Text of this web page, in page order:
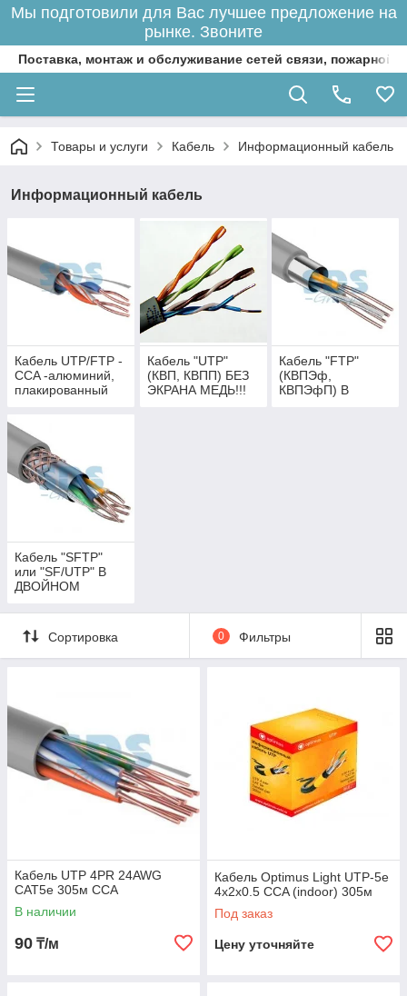
Мы подготовили для Вас лучшее предложение на
рынке. Звоните
Поставка, монтаж и обслуживание сетей связи, пожарной
Товары и услуги Кабель Информационный кабель
Информационный кабель
Кабель UTP/FTP -
CCA -алюминий,
плакированный
Кабель "UTP"
(КВП, КВПП) БЕЗ
ЭКРАНА МЕДЬ!!!
Кабель "FTP"
(КВПЭф,
КВПЭфП) В
Кабель "SFTP"
или "SF/UTP" В
ДВОЙНОМ
Сортировка 0 Фильтры
Кабель UTP 4PR 24AWG
CAT5e 305м CCA
В наличии
90 ₸/м
Кабель Optimus Light UTP-5e
4x2x0.5 CCA (indoor) 305м
Под заказ
Цену уточняйте